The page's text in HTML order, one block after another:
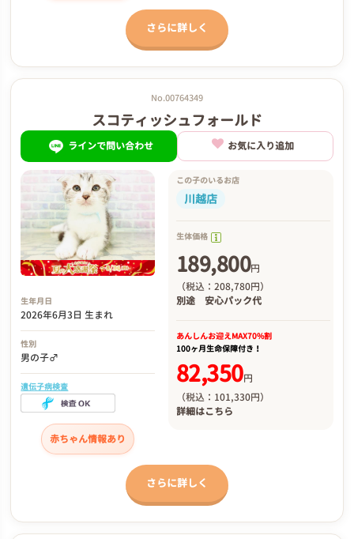
さらに詳しく
No.00764349
スコティッシュフォールド
ラインで問い合わせ お気に入り追加
生年月日
2026年6月3日 生まれ
性別
男の子♂
遺伝子病検査
赤ちゃん情報あり
この子のいるお店
川越店
生体価格
189,800円
（税込：208,780円）
別途 安心パック代
あんしんお迎えMAX70%割
100ヶ月生命保障付き！
82,350円
（税込：101,330円）
詳細はこちら
さらに詳しく